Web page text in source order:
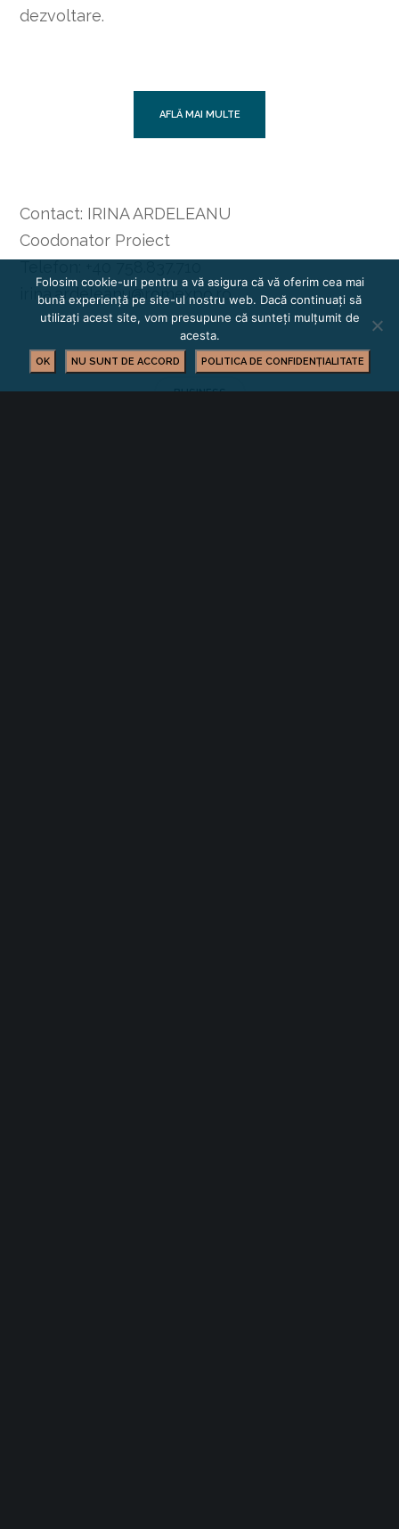
dezvoltare.
AFLĂ MAI MULTE
Contact: IRINA ARDELEANU
Coodonator Proiect
irina.ardeleanu@romexpo.ro
BUSINESS
Folosim cookie-uri pentru a vă asigura că vă oferim cea mai
bună experiență pe site-ul nostru web. Dacă continuați să
utilizați acest site, vom presupune că sunteți mulțumit de
acesta.
OK NU SUNT DE ACCORD POLITICA DE CONFIDENȚIALITATE